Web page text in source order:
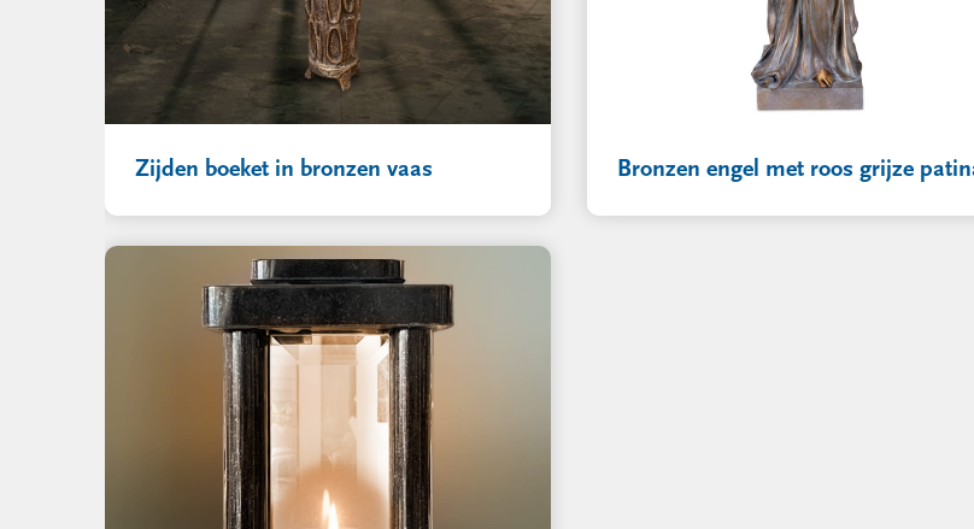
Zijden boeket in bronzen vaas Bronzen engel met roos grijze